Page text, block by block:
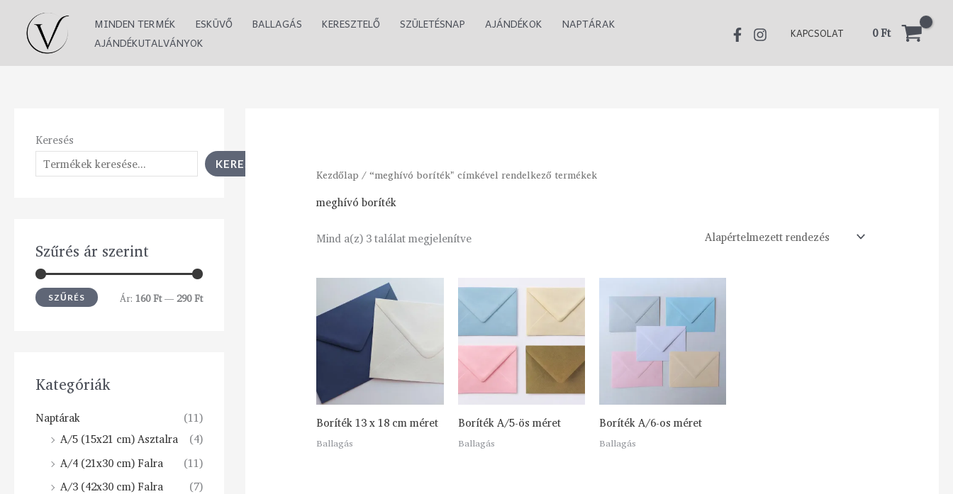
content
MINDEN TERMÉK ESKÜVŐ BALLAGÁS KERESZTELŐ SZÜLETÉSNAP AJÁNDÉKOK
NAPTÁRAK
AJÁNDÉKUTALVÁNYOK
KAPCSOLAT 0Ft
Keresés
KERESÉS
Szűrés ár szerint
ia
SZŰRÉS Ár: 160 Ft—290 Ft
Kategóriák
Naptárak
(11)
A/5 (15x21 cm) Asztalra
(4)
A/4 (21x30 cm) Falra
(11)
A/3 (42x30 cm) Falra
(7)
Kezdőlap / “meghívó boríték” címkével rendelkező termékek
meghívó boríték
Mind a(z) 3 találat megjelenítve
Boríték 13 x 18 cm méret
Ballagás
Boríték A/5-ös méret
Ballagás
Boríték A/6-os méret
Ballagás